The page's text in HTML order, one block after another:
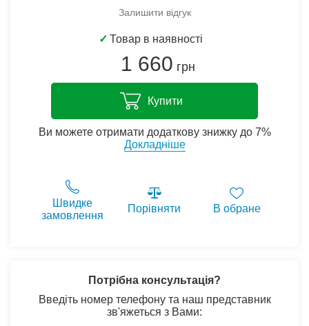
Залишити відгук
✓ Товар в наявності
1 660 грн
Купити
Ви можете отримати додаткову знижку до 7%
Докладніше
Швидке
замовлення
Порівняти В обране
Потрібна консультація?
Введіть номер телефону та наш представник
зв'яжеться з Вами: